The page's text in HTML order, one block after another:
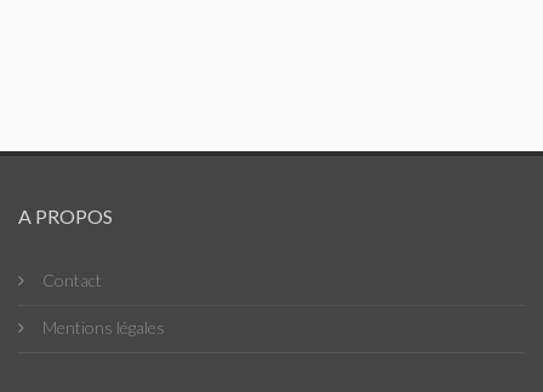
A PROPOS
Contact
Mentions légales